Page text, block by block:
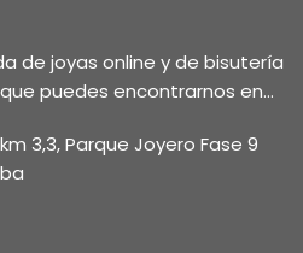
de joyas online y de bisutería
puedes encontrarnos en...
3,3, Parque Joyero Fase 9